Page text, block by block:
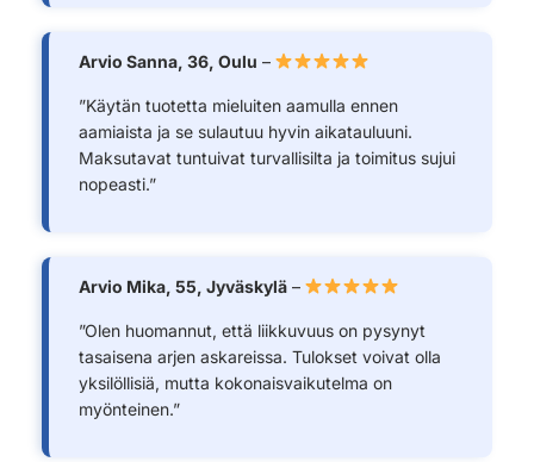
Arvio Sanna, 36, Oulu –
”Käytän tuotetta mieluiten aamulla ennen
aamiaista ja se sulautuu hyvin aikatauluuni.
Maksutavat tuntuivat turvallisilta ja toimitus sujui
nopeasti.”
Arvio Mika, 55, Jyväskylä–
”Olen huomannut, että liikkuvuus on pysynyt
tasaisena arjen askareissa. Tulokset voivat olla
yksilöllisiä, mutta kokonaisvaikutelma on
myönteinen.”